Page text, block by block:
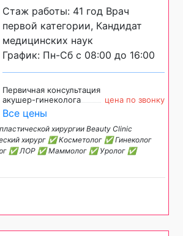
Стаж работы: 41 год Врач
первой категории, Кандидат
медицинских наук
График: Пн-Сб с 08:00 до 16:00
Первичная консультация
акушер-гинеколога
цена по звонку
Все цены
хирургии Beauty Clinic
хирург ✅ Косметолог ✅ Гинеколог
✅ ЛОР ✅ Маммолог ✅ Уролог ✅